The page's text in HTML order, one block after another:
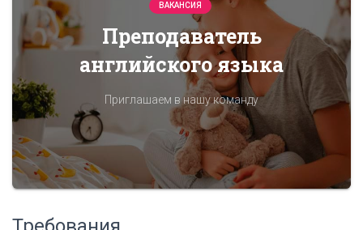
ВАКАНСИЯ
Преподаватель
английского языка
Приглашаем в нашу команду